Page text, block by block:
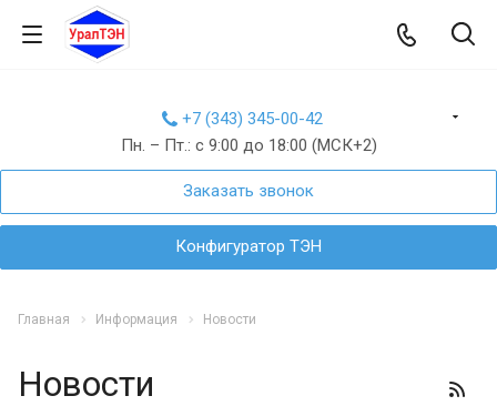
+7 (343) 345-00-42
Пн. – Пт.: с 9:00 до 18:00 (МСК+2)
Заказать звонок
Конфигуратор ТЭН
Главная Информация Новости
Новости